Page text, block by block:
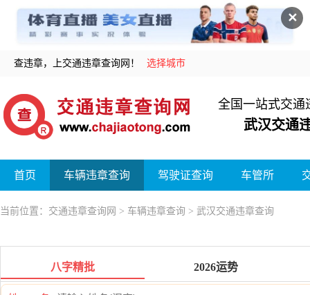
✕
查违章，上交通违章查询网！ 选择城市
全国一站式交通
武汉交通
首页 车辆违章查询 驾驶证查询 车管所
当前位置： 交通违章查询网 > 车辆违章查询 > 武汉交通违章查询
八字精批 2026运势